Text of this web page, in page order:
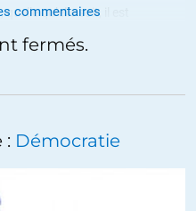
qu’elle soit, il est
en bouffer du moment
un peu crétin comme
vous ne savez même plus
mais il faut en bouffer quand
commentaires
fermés.
: Démocratie